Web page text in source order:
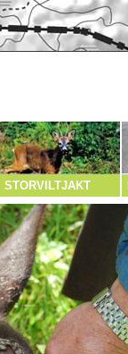
STORVILTJAKT